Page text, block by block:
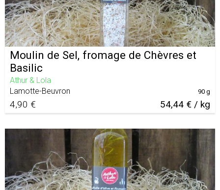
Moulin de Sel, fromage de Chèvres et
Basilic
Athur & Lola
Lamotte-Beuvron
4,90 € 54,44 € / kg
90 g